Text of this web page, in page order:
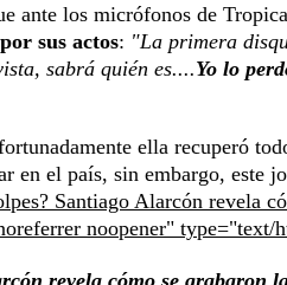
ante los micrófonos de
sus actos: "La primera
sabrá quién es....Yo lo
ella recuperó
en el país, sin embargo, este
Santiago Alarcón revela
noopener" type="text/
revela cómo se grabaron